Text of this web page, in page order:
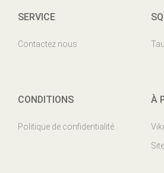
SERVICE
Contactez nous
CONDITIONS
Politique de confidentialité
À